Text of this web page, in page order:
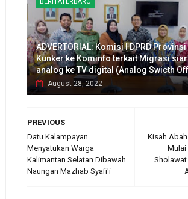
BERITATERBARU
ADVERTORIAL: Komisi I DPRD
Kunker ke Kominfo terkait Migrasi
analog ke TV digital (Analog Swicth
August 28, 2022
Kisah
Mulai
Sholawat
PREVIOUS
Datu Kalampayan
Menyatukan Warga
Kalimantan Selatan Dibawah
Naungan Mazhab Syafi'i